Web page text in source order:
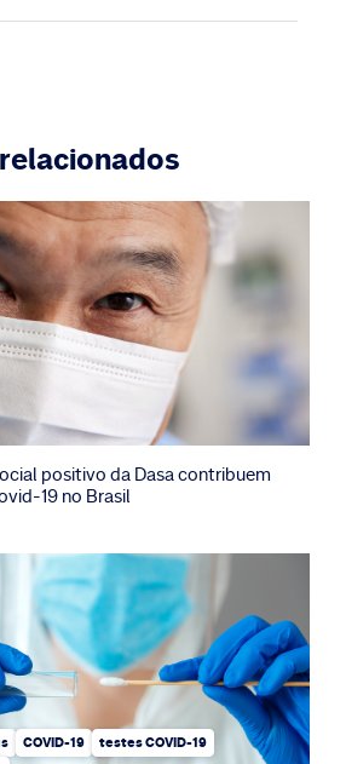
positivo da Dasa contribuem
19 no Brasil
COVID-19
testes COVID-19